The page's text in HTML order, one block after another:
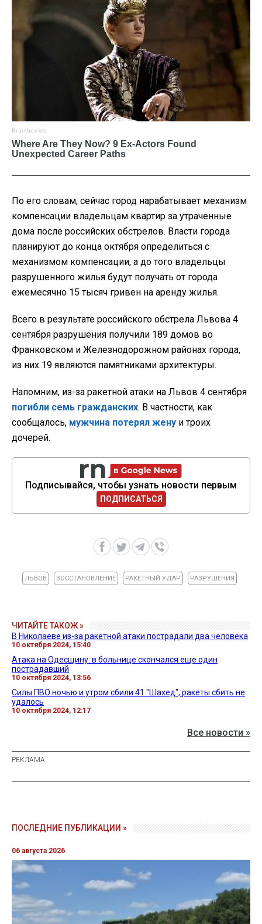
По его словам, сейчас город нарабатывает механизм
компенсации владельцам квартир за утраченные
дома после российских обстрелов. Власти города
планируют до конца октября определиться с
механизмом компенсации, а до того владельцы
разрушенного жилья будут получать от города
ежемесячно 15 тысяч гривен на аренду жилья.
Всего в результате российского обстрела Львова 4
сентября разрушения получили 189 домов во
Франковском и Железнодорожном районах города,
из них 19 являются памятниками архитектуры.
Напомним, из-за ракетной атаки на Львов 4 сентября
погибли семь гражданских. В частности, как
сообщалось, мужчина потерял жену и троих
дочерей.
Подписывайся, чтобы узнать новости первым
ПОДПИСАТЬСЯ
ЛЬВОВ ВОССТАНОВЛЕНИЕ РАКЕТНЫЙ УДАР РАЗРУШЕНИЯ
ЧИТАЙТЕ ТАКОЖ »
В Николаеве из-за ракетной атаки пострадали два человека
10 октября 2024, 15:40
Атака на Одесщину: в больнице скончался еще один
пострадавший
10 октября 2024, 13:56
Силы ПВО ночью и утром сбили 41 "Шахед", ракеты сбить не
удалось
10 октября 2024, 12:17
Все новости »
ПОСЛЕДНИЕ ПУБЛИКАЦИИ »
06 августа 2026